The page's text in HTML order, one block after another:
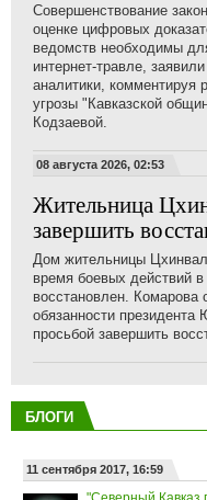
Совершенствование
оценке цифровых
ведомств необходимы
интернет-травле,
аналитики, комментируя
угрозы "Кавказской
Кодзаевой.
08 августа 2026, 02:53
Жительница
завершить
Дом жительницы
время боевых действий
восстановлен.
обязанности
просьбой завершить
БЛОГИ
11 сентября 2017, 16:59